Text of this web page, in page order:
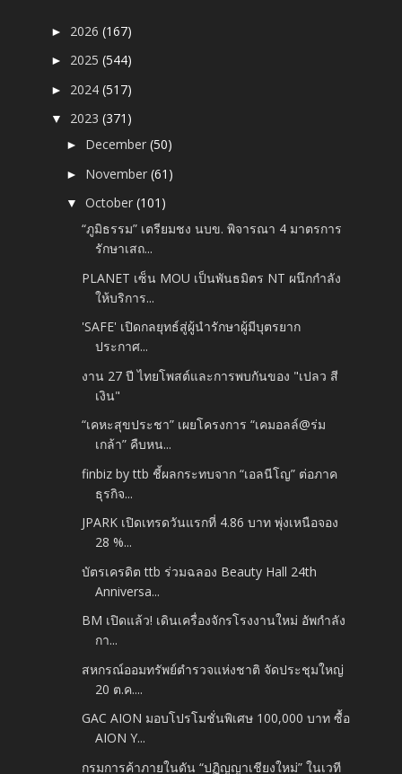
► 2026(167)
► 2025(544)
► 2024(517)
▼ 2023(371)
► December(50)
► November(61)
▼October(101)
“ภูมิธรรม” เตรียมชง นบข. พิจารณา 4 มาตรการ
รักษาเสถ...
PLANET เซ็น MOU เป็นพันธมิตร NT ผนึกกำลัง
ให้บริการ...
'SAFE' เปิดกลยุทธ์สู่ผู้นำรักษาผู้มีบุตรยาก
ประกาศ...
งาน 27 ปี ไทยโพสต์และการพบกันของ "เปลว สี
เงิน"
“เคหะสุขประชา” เผยโครงการ “เคมอลล์@ร่ม
เกล้า” คืบหน...
finbiz by ttb ชี้ผลกระทบจาก “เอลนีโญ” ต่อภาค
ธุรกิจ...
JPARK เปิดเทรดวันแรกที่ 4.86 บาท พุ่งเหนือจอง
28 %...
บัตรเครดิต ttb ร่วมฉลอง Beauty Hall 24th
Anniversa...
BM เปิดแล้ว! เดินเครื่องจักรโรงงานใหม่ อัพกำลัง
กา...
สหกรณ์ออมทรัพย์ตำรวจแห่งชาติ จัดประชุมใหญ่
20 ต.ค....
GAC AION มอบโปรโมชั่นพิเศษ 100,000 บาท ซื้อ
AION Y...
กรมการค้าภายในดัน “ปฏิญญาเชียงใหม่” ในเวที